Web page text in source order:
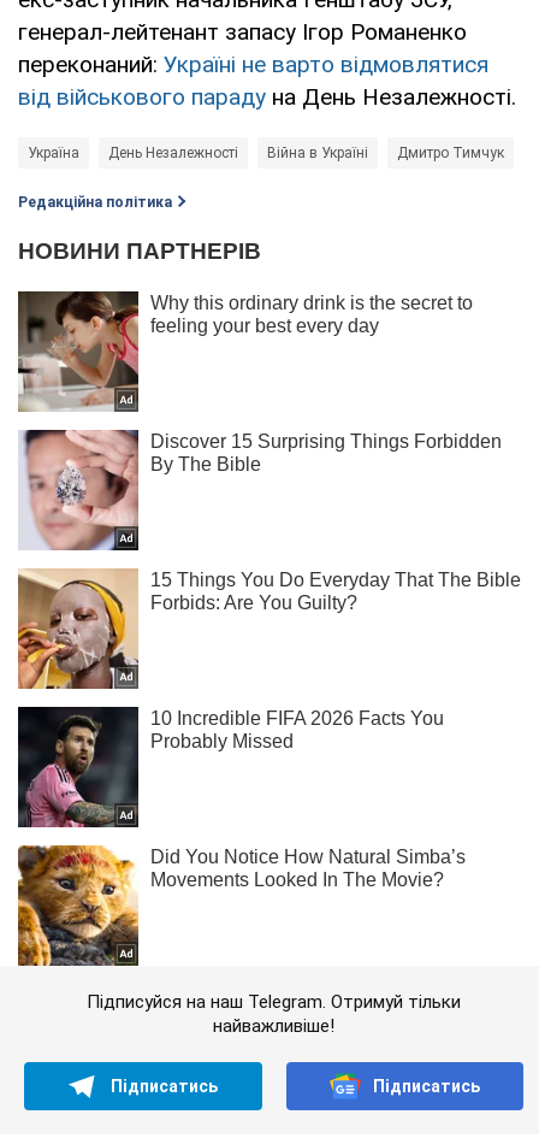
генерал-лейтенант запасу Ігор Романенко
переконаний: Україні не варто відмовлятися
від військового параду на День Незалежності.
Україна День Незалежності Війна в Україні Дмитро Тимчук
Редакційна політика
Підписуйся на наш Telegram. Отримуй тільки
найважливіше!
Підписатись Підписатись